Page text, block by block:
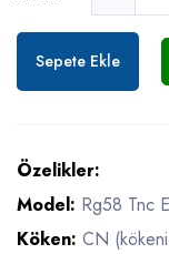
Sepete Ekle
Özelikler:
Model: Rg58 Tnc
Köken: CN (kökeni